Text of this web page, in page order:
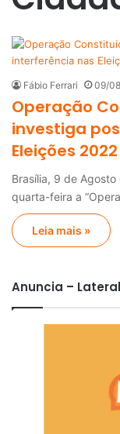
Fábio Ferrari 09/
Operação
investiga
Eleições 2022
Brasília, 9 de
quarta-feira a
Leia mais »
Anuncia – Lateral